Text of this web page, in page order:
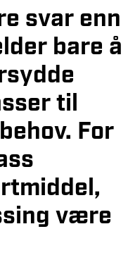
svar enn
bare å
til
For
være